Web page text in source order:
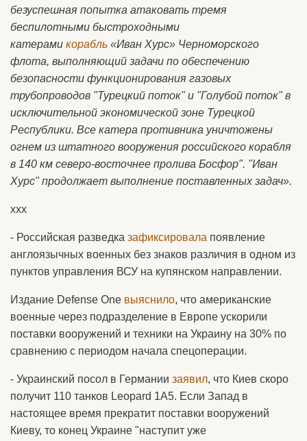
безуспешная попытка атаковать тремя
беспилотными быстроходными
катерами корабль «Иван Хурс» Черноморского
флота, выполняющий задачи по обеспечению
безопасности функционирования газовых
трубопроводов "Турецкий поток" и "Голубой поток" в
исключительной экономической зоне Турецкой
Республики. Все катерa противника уничтожены
огнем из штатного воoружения российского корабля
в 140 км северо-востoчнее пролива Босфор". "Иван
Хурс" продолжает выполнение поставленных задач».
ххх
- Российская разведка зафиксировала появление
англоязычных военных без знаков различия в одном из
пунктов управления ВСУ на купянском направлении.
Издание Defense One выяснило, что американские
военные через подразделение в Европе ускорили
поставки вооружений и техники на Украину на 30% по
сравнению с периодом начала спецоперации.
- Украинский посол в Германии заявил, что Киев скоро
получит 110 танков Leopard 1А5. Если Запад в
настоящее время прекратит поставки вооружений
Киеву, то конец Украине "наступит уже